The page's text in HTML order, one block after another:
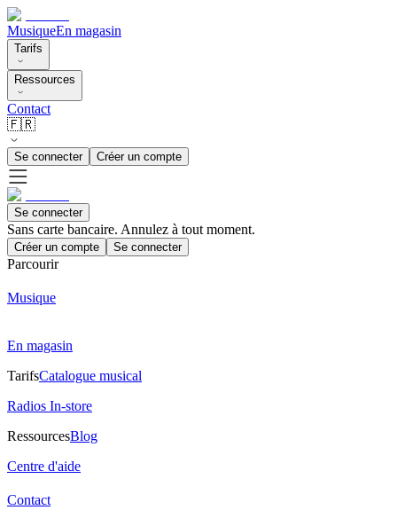
MusiqueEn magasin
Tarifs
Ressources
Contact
🇫🇷
Se connecter Créer un compte
Se connecter
Sans carte bancaire. Annulez à tout moment.
Créer un compte Se connecter
Parcourir
Musique
En magasin
TarifsCatalogue musical
Radios In-store
RessourcesBlog
Centre d'aide
Contact